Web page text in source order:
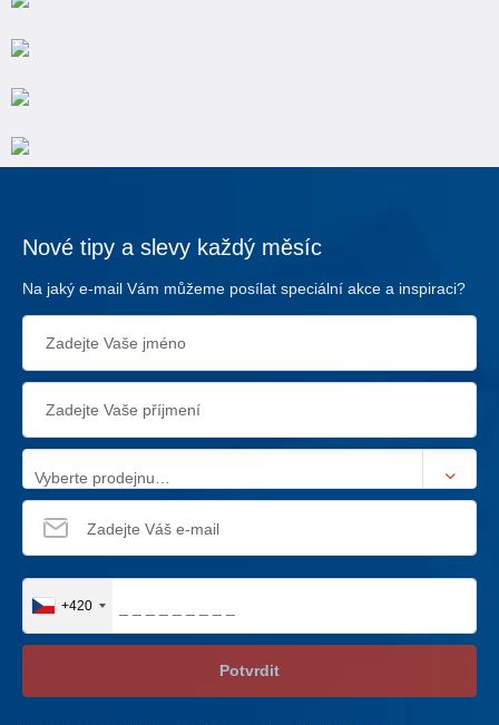
Nové tipy a slevy každý měsíc
Na jaký e-mail Vám můžeme posílat speciální akce a inspiraci?
Vyberte prodejnu…
+420
Potvrdit